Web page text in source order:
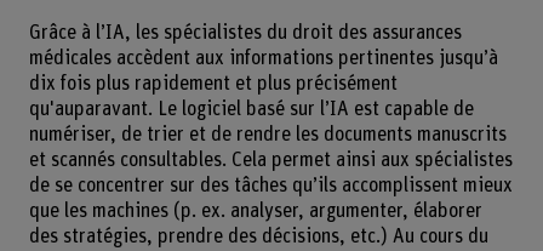
Grâce à l’IA, les spécialistes du droit des assurances
médicales accèdent aux informations pertinentes jusqu’à
dix fois plus rapidement et plus précisément
qu'auparavant. Le logiciel basé sur l’IA est capable de
numériser, de trier et de rendre les documents manuscrits
et scannés consultables. Cela permet ainsi aux spécialistes
de se concentrer sur des tâches qu’ils accomplissent mieux
que les machines (p. ex. analyser, argumenter, élaborer
des stratégies, prendre des décisions, etc.) Au cours du